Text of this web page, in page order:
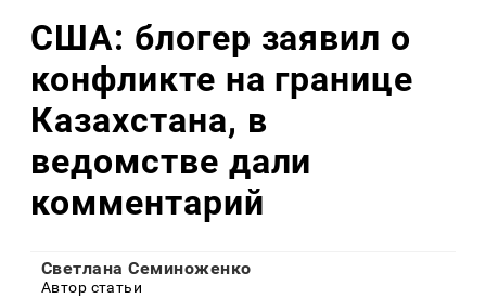
США: блогер заявил о
конфликте на границе
Казахстана, в
ведомстве дали
комментарий
Светлана Семиноженко
Автор статьи